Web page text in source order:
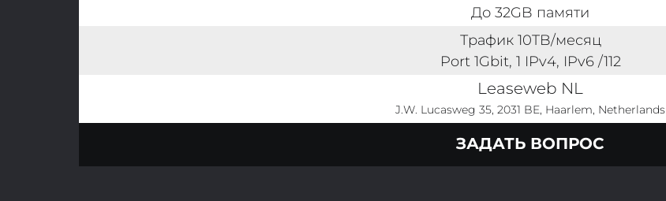
До 32GB памяти
Трафик 10TB/месяц
Port 1Gbit, 1 IPv4, IPv6 /112
Leaseweb NL
J.W. Lucasweg 35, 2031 BE, Haarlem, Netherlands
ЗАДАТЬ ВОПРОС